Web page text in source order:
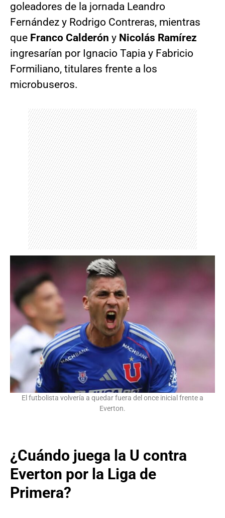
goleadores de la jornada Leandro
Fernández y Rodrigo Contreras, mientras
que Franco Calderón y Nicolás Ramírez
ingresarían por Ignacio Tapia y Fabricio
Formiliano, titulares frente a los
microbuseros.
El futbolista volvería a quedar fuera del once inicial frente a
Everton.
¿Cuándo juega la U contra
Everton por la Liga de
Primera?